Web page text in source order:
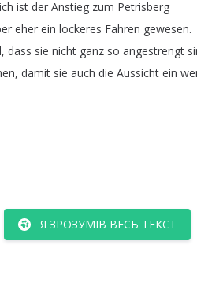
ist der Anstieg zum Petrisberg
eher ein lockeres Fahren gewesen.
, dass sie nicht ganz so angestrengt
, damit sie auch die Aussicht ein
Я ЗРОЗУМІВ ВЕСЬ ТЕКСТ